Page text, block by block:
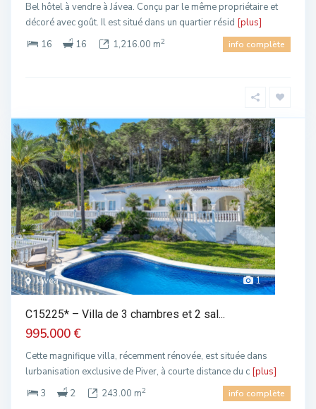
Bel hôtel à vendre à Jávea. Conçu par le même propriétaire et
décoré avec goût. Il est situé dans un quartier résid [plus]
16
16 1,216.00 m2 info complète
1
Jávea
C15225* – Villa de 3 chambres et 2 sal...
995.000 €
Cette magnifique villa, récemment rénovée, est située dans
lurbanisation exclusive de Piver, à courte distance du c [plus]
3
2 243.00 m2 info complète